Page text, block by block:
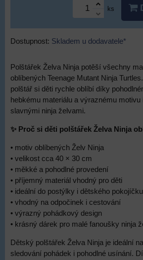
ks
Dostupnost: Skladem u dodavatele*
Polštářek Želva Ninja potěší všechny
oblíbených Teenage Mutant Ninja
polštář si děti rychle oblíbí díky
hebkému materiálu a výraznému motivu
slavnými ninja želvami.
✨ Proč si děti polštářek Želva Ninja
• motiv oblíbených Želv Ninja
• velikost cca 40 × 30 cm
• měkké a pohodlné provedení
• příjemný materiál vhodný pro děti
• ideální do postýlky i dětského pokojíčku
• vhodný na odpočinek i cestování
• výrazný pohádkový design
• krásný dárek pro malé fanoušky ninja
Dětský polštářek Želva Ninja je ideální
sledování pohádek i pohodlné usínání.